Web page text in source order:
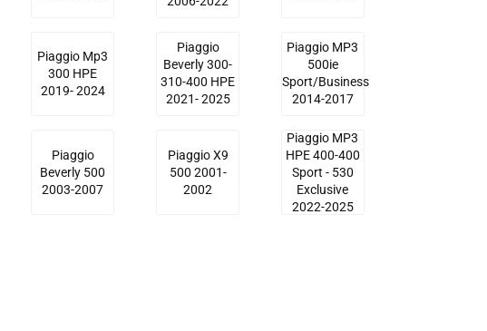
Piaggio Mp3
300 HPE
2019- 2024
Piaggio
Beverly 300-
310-400 HPE
2021- 2025
Piaggio MP3
500ie
Sport/Business
2014-2017
Piaggio
Beverly 500
2003-2007
Piaggio X9
500 2001-
2002
Piaggio MP3
HPE 400-400
Sport - 530
Exclusive
2022-2025